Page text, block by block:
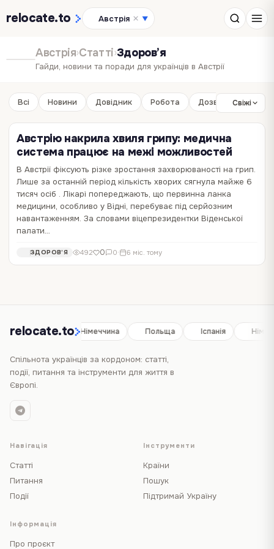
relocate.to Австрія ▼
Австрія›Статті›Здоров’я
Гайди, новини та поради для українців в Австрії
Всі Новини Довідник Робота ДозвілляСвіжі
Австрію накрила хвиля грипу: медична
система працює на межі можливостей
В Австрії фіксують різке зростання захворюваності на грип.
Лише за останній період кількість хворих сягнула майже 6
тисяч осіб . Лікарі попереджають, що первинна ланка
медицини, особливо у Відні, перебуває під серйозним
навантаженням. За словами віцепрезидентки Віденської
палати…
ЗДОРОВ’Я 492 0 0· 6 міс. тому
В Австрії Nestlé відкликає дитяче
харчування BEBA через небезпечний токсин
Компанія Nestlé оголосила про масштабне глобальне відкликання
дитячого харчування бренду BEBA після виявлення небезпечного
немовлят. Під відкликання потрапили сотні продуктів у різних
країнах, зокрема й в Австрії. Як…
ЗДОРОВ’Я 321 0 0· 7 міс. тому
relocate.to
Іспанія Німеччина Польща Іспанія
Спільнота українців за кордоном: статті,
події, питання та інструменти для життя в
Європі.
Навігація
Статті
Питання
Події
Інструменти
Країни
Пошук
Підтримай Україну
Інформація
Про проєкт